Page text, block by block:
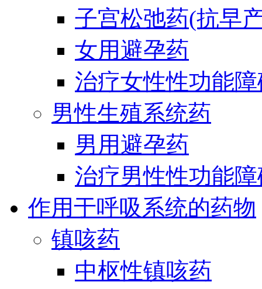
子宫松弛药(抗早
女用避孕药
治疗女性性功能
男性生殖系统药
男用避孕药
治疗男性性功能
作用于呼吸系统的药物
镇咳药
中枢性镇咳药